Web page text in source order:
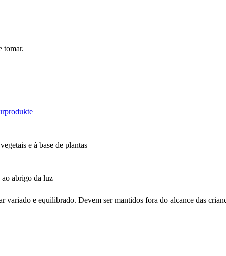
tomar.
e à base de plantas
ao abrigo da luz
variado e equilibrado. Devem ser mantidos fora do alcance das